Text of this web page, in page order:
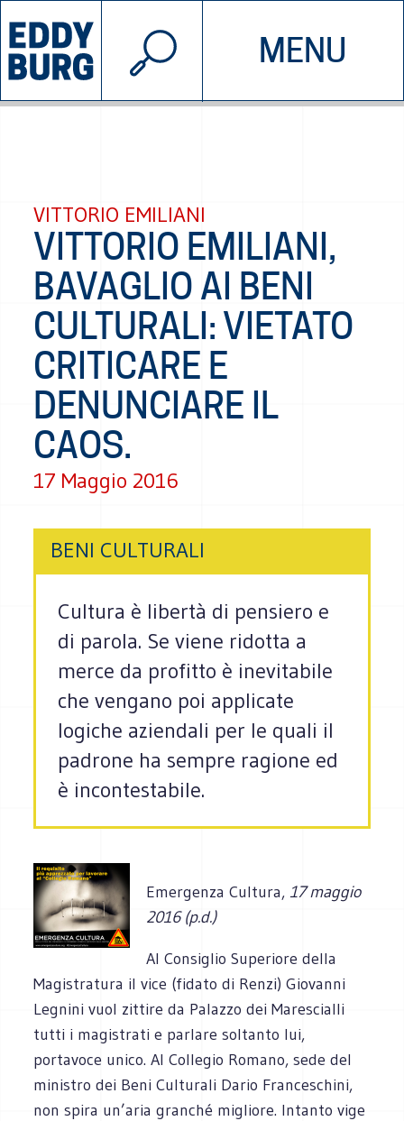
MENU
INIZIATIVE CHI SIAMO
© 2026 EDDYBURG
VITTORIO EMILIANI
VITTORIO EMILIANI,
BAVAGLIO AI BENI
CULTURALI: VIETATO
CRITICARE E
DENUNCIARE IL
CAOS.
17 Maggio 2016
BENI CULTURALI
Cultura è libertà di pensiero e
di parola. Se viene ridotta a
merce da profitto è inevitabile
che vengano poi applicate
logiche aziendali per le quali il
padrone ha sempre ragione ed
è incontestabile.
Emergenza Cultura,17 maggio
2016 (p.d.)
Al Consiglio Superiore della
Magistratura il vice (fidato di Renzi) Giovanni
Legnini vuol zittire da Palazzo dei Marescialli
tutti i magistrati e parlare soltanto lui,
portavoce unico. Al Collegio Romano, sede del
ministro dei Beni Culturali Dario Franceschini,
non spira un’aria granché migliore. Intanto vige